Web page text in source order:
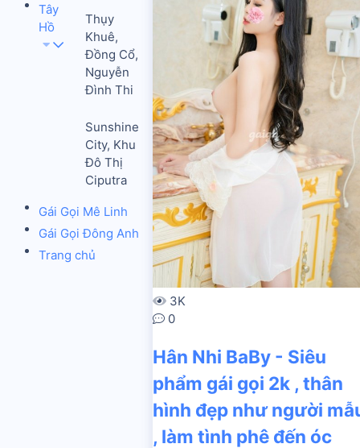
Tây
Hồ
Thụy
Khuê,
Đồng Cổ,
Nguyễn
Đình Thi
Sunshine
City, Khu
Đô Thị
Ciputra
Gái Gọi Mê Linh
Gái Gọi Đông Anh
Trang chủ
3K
0
Hân Nhi BaBy - Siêu
phẩm gái gọi 2k , thân
hình đẹp như người
, làm tình phê đến óc